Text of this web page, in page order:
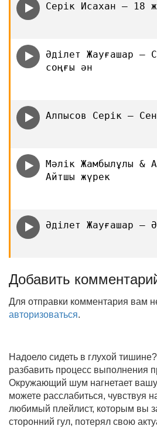
Серік Исахан — 18
Әділет Жауғашар —
соңғы ән
Алпысов Серік —
Мәлік Жамбылұлы &
Айтшы жүрек
Әділет Жауғашар —
Добавить
Для отправки комментария вам
авторизоваться.
Надоело сидеть в глухой
разбавить процесс выполнения
Окружающий шум нагнетает
можете расслабиться, чувствуя
любимый плейлист, которым вы
сторонний гул, потерял свою